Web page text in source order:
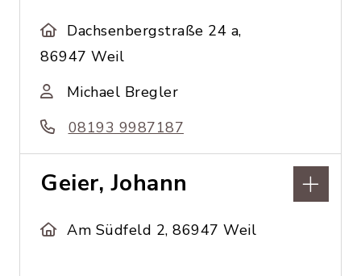
Dachsenbergstraße 24 a,
86947 Weil
Michael Bregler
08193 9987187
Geier, Johann
Am Südfeld 2, 86947 Weil